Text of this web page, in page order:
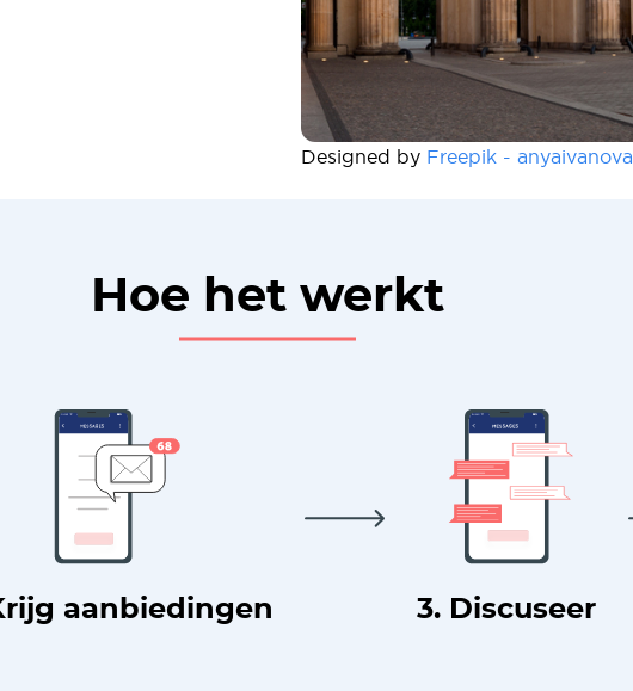
Designed by Freepik - anyaivanova
Hoe het werkt
aanbiedingen 3. Discuseer